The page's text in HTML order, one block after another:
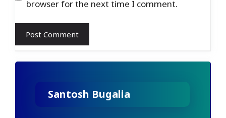
browser for the next time I comment.
Santosh Bugalia